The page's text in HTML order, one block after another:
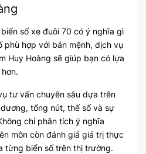
số xe đuôi 70 có ý nghĩa gì
phù hợp với bản mệnh, dịch vụ
Huy Hoàng sẽ giúp bạn có lựa
tư vấn chuyên sâu dựa trên
tổng nút, thế số và sự
chỉ phân tích ý nghĩa
môn còn đánh giá giá trị thực
từng biển số trên thị trường.